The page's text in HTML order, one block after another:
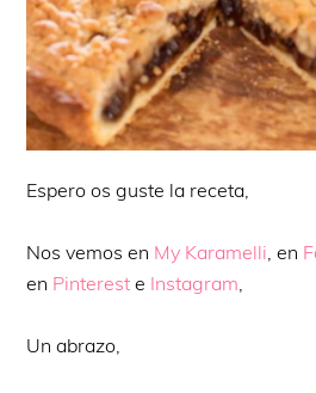
Espero os guste la receta,
Nos vemos en My Karamelli , en
en Pinterest e Instagram
Un abrazo,